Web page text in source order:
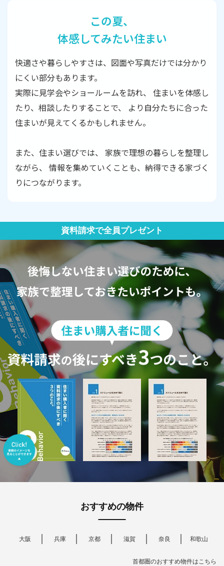
この夏、
体感してみたい住まい
快適さや暮らしやすさは、図面や写真だけでは分かり
にくい部分もあります。
実際に見学会やショールームを訪れ、 住まいを体感し
たり、相談したりすることで、
より自分たちに合った
住まいが見えてくるかもしれません。
また、住まい選びでは、 家族で理想の暮らしを整理し
ながら、 情報を集めていくことも、納得できる家づく
りにつながります。
資料請求で全員プレゼント
おすすめの物件
大阪 兵庫 京都 滋賀 奈良 和歌山
首都圏のおすすめ物件はこちら